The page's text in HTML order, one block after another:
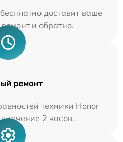
доставит ваше
и обратно.
ремонт
техники Honor
течение 2 часов.